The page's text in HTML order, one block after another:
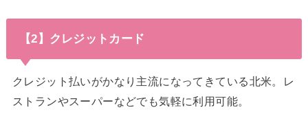
【2】クレジットカード
クレジット払いがかなり主流になってきている北米。レ
ストランやスーパーなどでも気軽に利用可能。